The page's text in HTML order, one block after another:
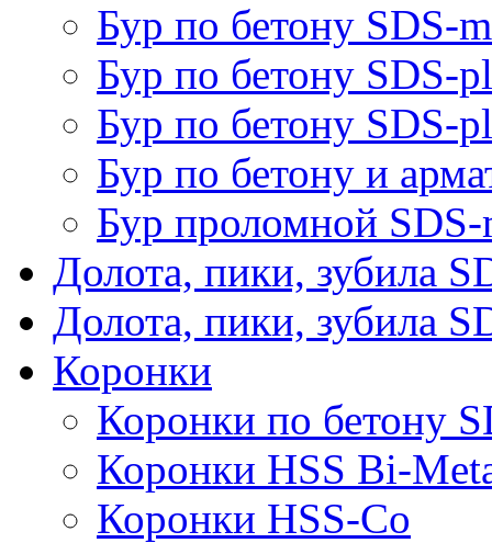
Бур по бетону SDS-
Бур по бетону SDS-
Бур по бетону SDS-
Бур по бетону и
Бур проломной SDS-
Долота, пики, зубила
Долота, пики, зубила
Коронки
Коронки по бетону
Коронки HSS Bi-
Коронки HSS-Co